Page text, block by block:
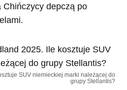
Chińczycy depczą po
SUV niemieckiej marki należącej do
grupy Stellantis?